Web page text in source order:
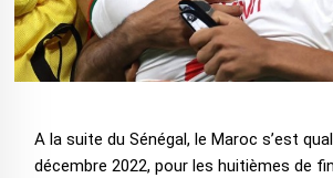
A la suite du Sénégal, le Maroc s’est
décembre 2022, pour les huitièmes de